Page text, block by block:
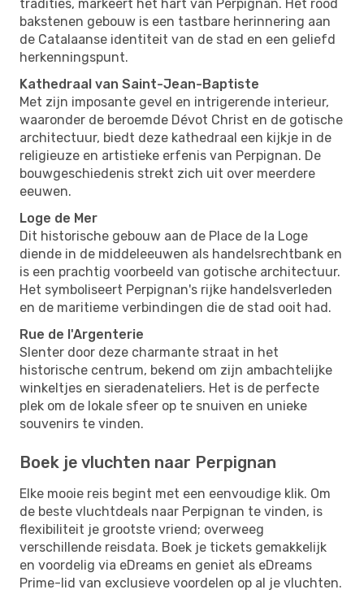
tradities, markeert het hart van Perpignan. Het rood
bakstenen gebouw is een tastbare herinnering aan
de Catalaanse identiteit van de stad en een geliefd
herkenningspunt.
Kathedraal van Saint-Jean-Baptiste
Met zijn imposante gevel en intrigerende interieur,
waaronder de beroemde Dévot Christ en de gotische
architectuur, biedt deze kathedraal een kijkje in de
religieuze en artistieke erfenis van Perpignan. De
bouwgeschiedenis strekt zich uit over meerdere
eeuwen.
Loge de Mer
Dit historische gebouw aan de Place de la Loge
diende in de middeleeuwen als handelsrechtbank en
is een prachtig voorbeeld van gotische architectuur.
Het symboliseert Perpignan's rijke handelsverleden
en de maritieme verbindingen die de stad ooit had.
Rue de l'Argenterie
Slenter door deze charmante straat in het
historische centrum, bekend om zijn ambachtelijke
winkeltjes en sieradenateliers. Het is de perfecte
plek om de lokale sfeer op te snuiven en unieke
souvenirs te vinden.
Boek je vluchten naar Perpignan
Elke mooie reis begint met een eenvoudige klik. Om
de beste vluchtdeals naar Perpignan te vinden, is
flexibiliteit je grootste vriend; overweeg
verschillende reisdata. Boek je tickets gemakkelijk
en voordelig via eDreams en geniet als eDreams
Prime-lid van exclusieve voordelen op al je vluchten.